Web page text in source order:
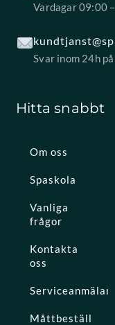
Vardagar 09:00
Svar inom 24h
Hitta snabbt
Om oss
Spaskola
Vanliga
frågor
Kontakta
oss
Serviceanmälan
Måttbeställ